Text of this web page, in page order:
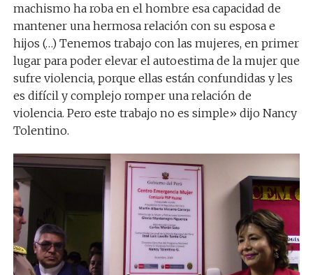
machismo ha roba en el hombre esa capacidad de
mantener una hermosa relación con su esposa e
hijos (…) Tenemos trabajo con las mujeres, en primer
lugar para poder elevar el autoestima de la mujer que
sufre violencia, porque ellas están confundidas y les
es difícil y complejo romper una relación de
violencia. Pero este trabajo no es simple» dijo Nancy
Tolentino.